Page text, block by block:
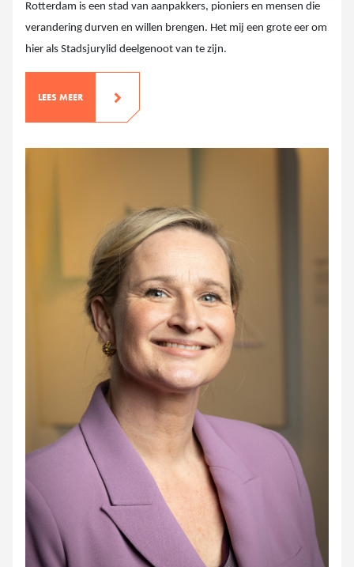
Rotterdam is een stad van aanpakkers, pioniers en mensen die
verandering durven en willen brengen. Het mij een grote eer om
hier als Stadsjurylid deelgenoot van te zijn.
LEES MEER